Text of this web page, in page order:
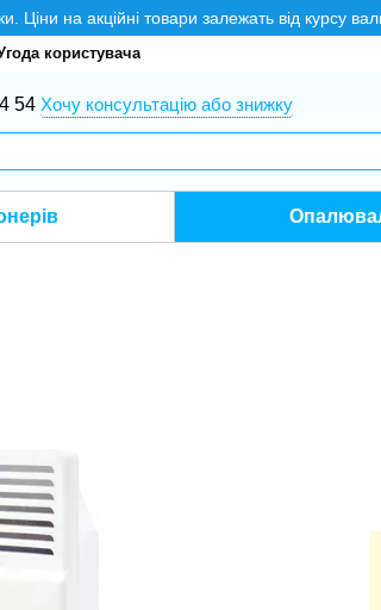
на акційні товари залежать від курсу
користувача
54 Хочу консультацію або знижку